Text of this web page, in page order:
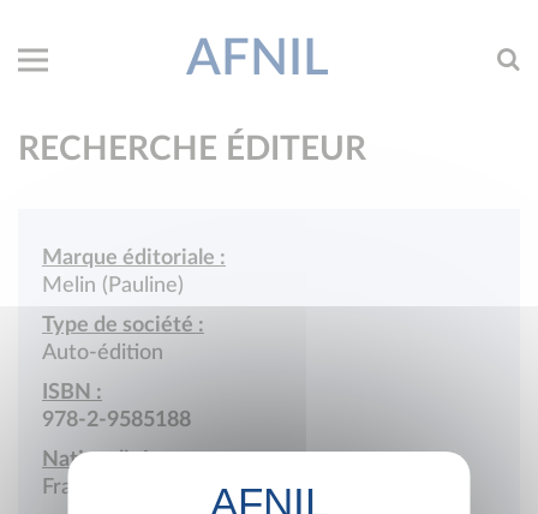
AFNIL
RECHERCHE ÉDITEUR
Marque éditoriale :
Melin (Pauline)
Type de société :
Auto-édition
ISBN :
978-2-9585188
Nationalité :
France